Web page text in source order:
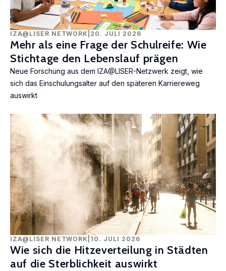
IZA@LISER NETWORK 20. JULI 2026
Mehr als eine Frage der Schulreife: Wie
Stichtage den Lebenslauf prägen
Neue Forschung aus dem IZA@LISER-Netzwerk zeigt, wie
sich das Einschulungsalter auf den späteren Karriereweg
auswirkt
IZA@LISER NETWORK 10. JULI 2026
Wie sich die Hitzeverteilung in Städten
auf die Sterblichkeit auswirkt